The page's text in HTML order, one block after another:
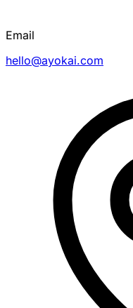
Email
hello@ayokai.com